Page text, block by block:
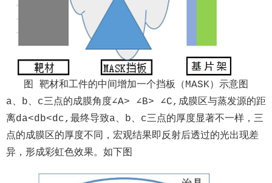
图 靶材和工件的中间增加一个挡板（MASK）示意图
a、b、c三点的成膜角度∠A> ∠B> ∠C,成膜区与蒸发源的距
离da<db<dc,最终导致a、b、c三点的厚度显著不一样，三
点的成膜区的厚度不同，宏观结果即反射后透过的光出现差
异，形成彩虹色效果。如下图